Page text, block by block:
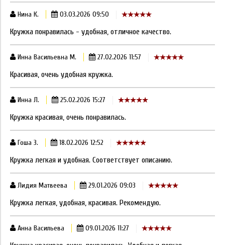
Нина К. 03.03.2026 09:50
Кружка понравилась - удобная, отличное качество.
Инна Васильевна М. 27.02.2026 11:57
Красивая, очень удобная кружка.
Инна Л. 25.02.2026 15:27
Кружка красивая, очень понравилась.
Гоша З. 18.02.2026 12:52
Кружка легкая и удобная. Соответствует описанию.
Лидия Матвеева 29.01.2026 09:03
Кружка легкая, удобная, красивая. Рекомендую.
Анна Васильева 09.01.2026 11:27